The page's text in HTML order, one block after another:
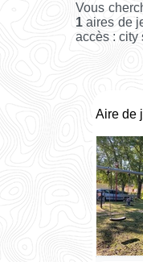
Vous
1 aires de
accès : city
Aire de